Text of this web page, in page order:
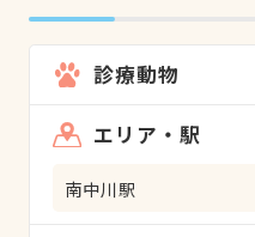
診療動物
エリア・駅
南中川駅